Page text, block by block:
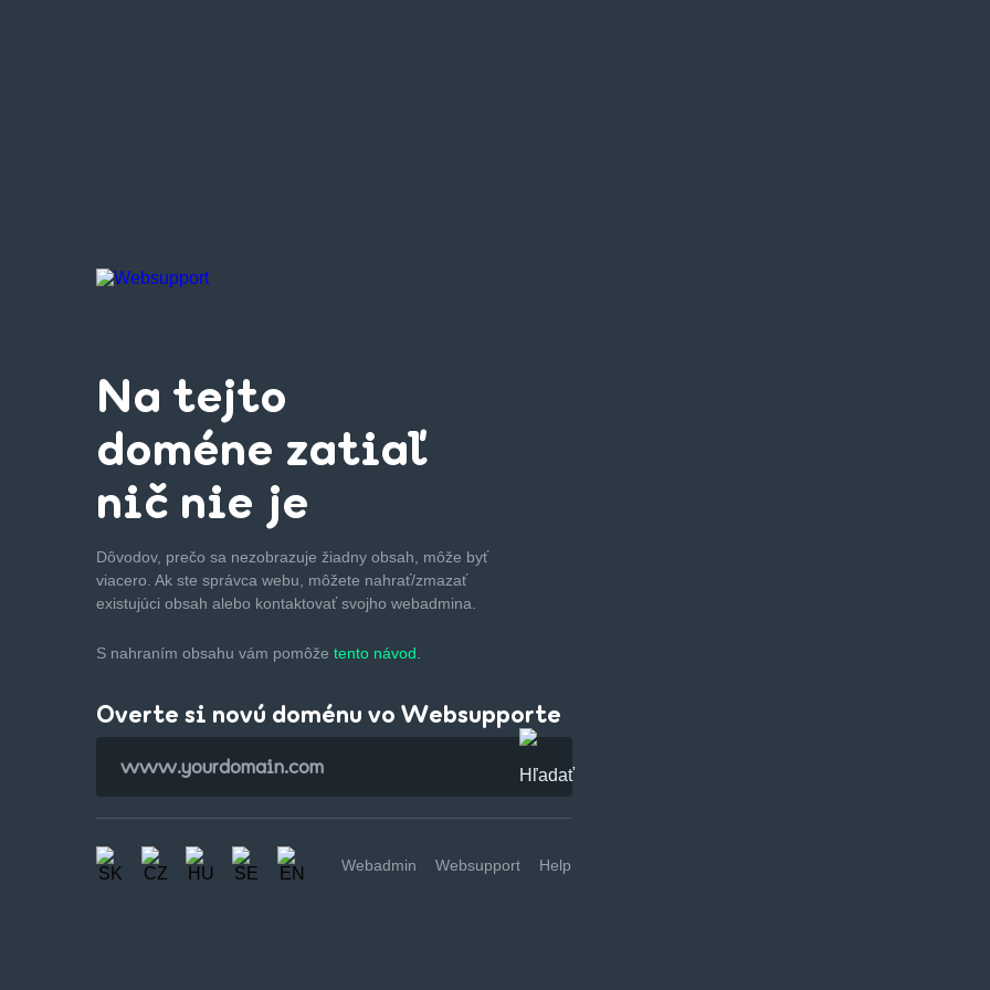
Na tejto
doméne zatiaľ
nič nie je
Dôvodov, prečo sa nezobrazuje žiadny obsah, môže byť
viacero. Ak ste správca webu, môžete nahrať/zmazať
existujúci obsah alebo kontaktovať svojho webadmina.
S nahraním obsahu vám pomôže tento návod.
Overte si novú doménu vo Websupporte
Webadmin Websupport Help